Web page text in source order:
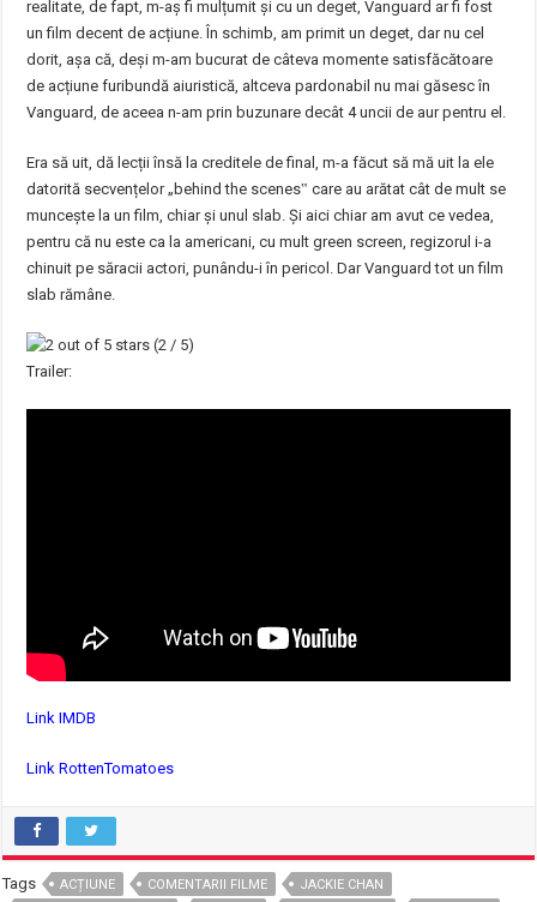
realitate, de fapt, m-aș fi mulțumit și cu un deget, Vanguard ar fi fost
un film decent de acțiune. În schimb, am primit un deget, dar nu cel
dorit, așa că, deși m-am bucurat de câteva momente satisfăcătoare
de acțiune furibundă aiuristică, altceva pardonabil nu mai găsesc în
Vanguard, de aceea n-am prin buzunare decât 4 uncii de aur pentru el.
Era să uit, dă lecții însă la creditele de final, m-a făcut să mă uit la ele
datorită secvențelor „behind the scenes‟ care au arătat cât de mult se
muncește la un film, chiar și unul slab. Și aici chiar am avut ce vedea,
pentru că nu este ca la americani, cu mult green screen, regizorul i-a
chinuit pe săracii actori, punându-i în pericol. Dar Vanguard tot un film
slab rămâne.
(2 / 5)
Trailer:
Link IMDB
Link RottenTomatoes
Tags ACȚIUNE COMENTARII FILME
JACKIE CHAN